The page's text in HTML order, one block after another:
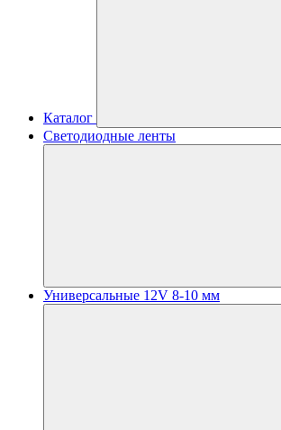
Каталог
Светодиодные ленты
Универсальные 12V 8-10 мм